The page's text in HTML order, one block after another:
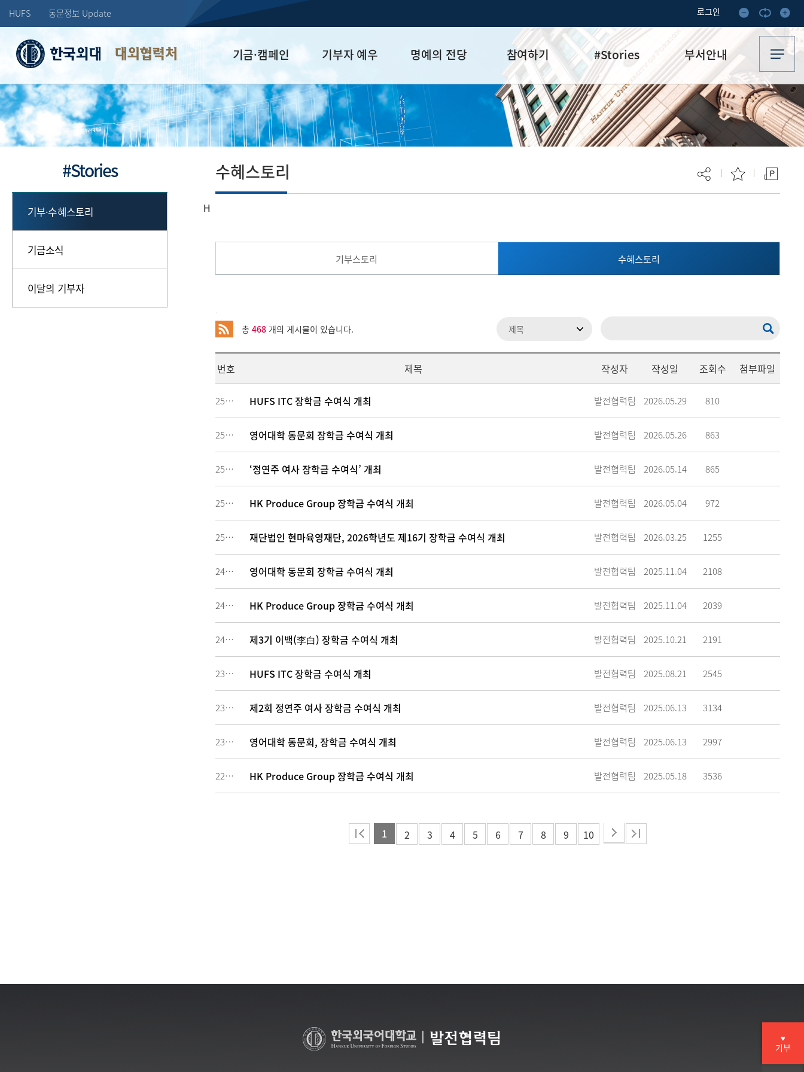
HUFS 동문정보 Update 로그인
대외협력처 기금·캠페인
학교발전기금
장학기금
선배드림 장학금
기부자 예우
예우 프로그램
세제 혜택
명예의 전당
HUFS Honor
Diamond Club
Platinum Club
참여하기
참여방법
기부하기
잠재기부자 추천
#Stories
기부·수혜스토리
기금소식
이달의 기부자
부서안내
업무안내
오시는 길
#Stories
기부·수혜스토리
기금소식
이달의 기부자
H
수혜스토리
기부스토리 수혜스토리
총 468개의 게시물이 있습니다.
번호 제목 작성자 작성일 조회수 첨부파일
256594 HUFS ITC 장학금 수여식 개최 발전협력팀 2026.05.29 810
256293 영어대학 동문회 장학금 수여식 개최 발전협력팀 2026.05.26 863
255527 ‘정연주 여사 장학금 수여식’ 개최 발전협력팀 2026.05.14 865
254480 HK Produce Group 장학금 수여식 개최 발전협력팀 2026.05.04 972
251044 재단법인 현마육영재단, 2026학년도 제16기 장학금 수여식 개최 발전협력팀 2026.03.25 1255
242033 영어대학 동문회 장학금 수여식 개최 발전협력팀 2025.11.04 2108
242019 HK Produce Group 장학금 수여식 개최 발전협력팀 2025.11.04 2039
240805 제3기 이백(李白) 장학금 수여식 개최 발전협력팀 2025.10.21 2191
234183 HUFS ITC 장학금 수여식 개최 발전협력팀 2025.08.21 2545
230480 제2회 정연주 여사 장학금 수여식 개최 발전협력팀 2025.06.13 3134
230479 영어대학 동문회, 장학금 수여식 개최 발전협력팀 2025.06.13 2997
227129 HK Produce Group 장학금 수여식 개최 발전협력팀 2025.05.18 3536
1 2 3 4 5 6 7 8 9 10
| 발전협력팀 ♥
기부